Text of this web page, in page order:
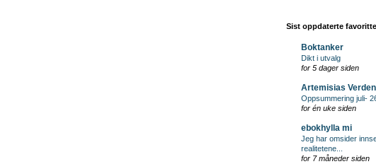
Sist oppdaterte
Boktanker
Dikt i utvalg
for 5 dager siden
Artemisias Verden
Oppsummering juli-
for én uke siden
ebokhylla mi
Jeg har omsider
realitetene...
for 7 måneder siden